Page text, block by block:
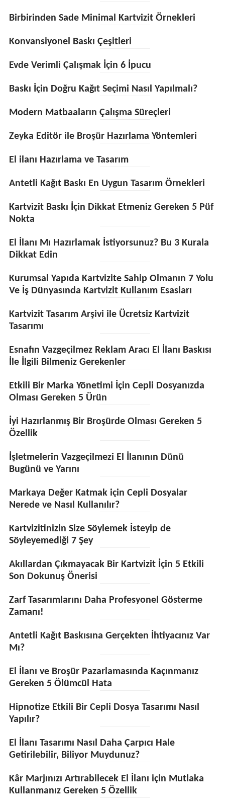
Birbirinden Sade Minimal Kartvizit Örnekleri
Konvansiyonel Baskı Çeşitleri
Evde Verimli Çalışmak İçin 6 İpucu
Baskı İçin Doğru Kağıt Seçimi Nasıl Yapılmalı?
Modern Matbaaların Çalışma Süreçleri
Zeyka Editör ile Broşür Hazırlama Yöntemleri
El ilanı Hazırlama ve Tasarım
Antetli Kağıt Baskı En Uygun Tasarım Örnekleri
Kartvizit Baskı İçin Dikkat Etmeniz Gereken 5 Püf
Nokta
El İlanı Mı Hazırlamak İstiyorsunuz? Bu 3 Kurala
Dikkat Edin
Kurumsal Yapıda Kartvizite Sahip Olmanın 7 Yolu
Ve İş Dünyasında Kartvizit Kullanım Esasları
Kartvizit Tasarım Arşivi ile Ücretsiz Kartvizit
Tasarımı
Esnafın Vazgeçilmez Reklam Aracı El İlanı Baskısı
İle İlgili Bilmeniz Gerekenler
Etkili Bir Marka Yönetimi İçin Cepli Dosyanızda
Olması Gereken 5 Ürün
İyi Hazırlanmış Bir Broşürde Olması Gereken 5
Özellik
İşletmelerin Vazgeçilmezi El İlanının Dünü
Bugünü ve Yarını
Markaya Değer Katmak için Cepli Dosyalar
Nerede ve Nasıl Kullanılır?
Kartvizitinizin Size Söylemek İsteyip de
Söyleyemediği 7 Şey
Akıllardan Çıkmayacak Bir Kartvizit İçin 5 Etkili
Son Dokunuş Önerisi
Zarf Tasarımlarını Daha Profesyonel Gösterme
Zamanı!
Antetli Kağıt Baskısına Gerçekten İhtiyacınız Var
Mı?
El İlanı ve Broşür Pazarlamasında Kaçınmanız
Gereken 5 Ölümcül Hata
Hipnotize Etkili Bir Cepli Dosya Tasarımı Nasıl
Yapılır?
El İlanı Tasarımı Nasıl Daha Çarpıcı Hale
Getirilebilir, Biliyor Muydunuz?
Kâr Marjınızı Artırabilecek El İlanı için Mutlaka
Kullanmanız Gereken 5 Özellik